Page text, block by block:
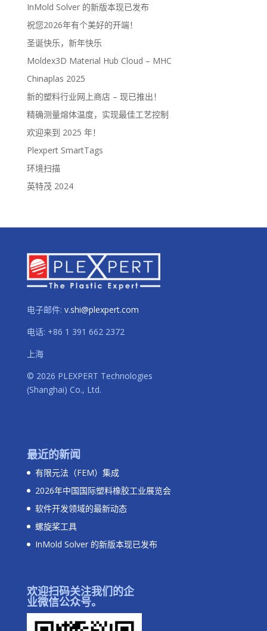
InMold Solver 的新版本现已发布
祝您2026年有个美好的开端！
圣诞快乐，新年快乐
Moldex3D Material Hub Cloud – MHC
Chinaplas 2025
新的塑料行业网上商店 – 现已推出！
精确测量熔体温度，实现最佳工艺控制
欢迎来到 2025 年！
Plexpert SmartTags
环境扫描
英特茂 2024
电子邮件: v.shi@plexpert.com
电话: +86 1 391 662 2372
上海
© 2026 PLEXPERT Technologies
(Shanghai) Co., Ltd.
最近的新闻
有限元法（FEM）集成
2026年中国国际塑料橡胶工业展览会
软件开发领域的最新动态
螺旋桨工具
InMold Solver 的新版本现已发布
欢迎扫码关注我们的企
业微信公众号。